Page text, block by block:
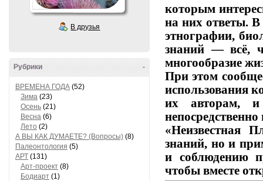
В друзья
-
Рубрики
ВРЕМЕНА ГОДА (52)
Зима (23)
Осень (21)
Весна (6)
Лето (2)
А ВЫ КАК ДУМАЕТЕ? (Вопросы) (8)
Палеонтология (5)
АРТ (131)
Арт-проект (8)
Бодиарт (1)
которым
на них ответы.В
этнографии,
знаний — всё,
многообразие
При этом
использования
их авторам,и
«Неизвестная
знаний, но и
и соблюдению
чтобы вместе